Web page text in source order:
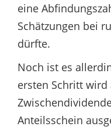
eine
Schätzungen bei
dürfte.
Noch ist es
ersten Schritt
Anteilsschein